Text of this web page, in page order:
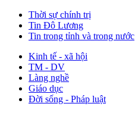
Thời sự chính trị
Tin Đô Lương
Tin trong tỉnh và trong nước
Kinh tế - xã hội
TM - DV
Làng nghề
Giáo dục
Đời sống - Pháp luật